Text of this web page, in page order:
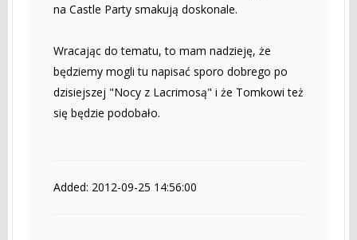
na Castle Party smakują doskonale.
Wracając do tematu, to mam nadzieję, że
będziemy mogli tu napisać sporo dobrego po
dzisiejszej "Nocy z Lacrimosą" i że Tomkowi też
się będzie podobało.
Added: 2012-09-25 14:56:00